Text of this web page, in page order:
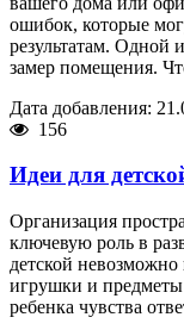
ошибок, которые
результатам. Одной
замер помещения.
Дата добавления:
156
Идеи для
Организация
ключевую роль в
детской
игрушки и
ребенка чувства